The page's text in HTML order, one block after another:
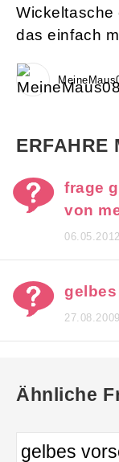
Wickeltasche
das einfach
ERFAHRE
frage
von
gelbes
Ähnliche